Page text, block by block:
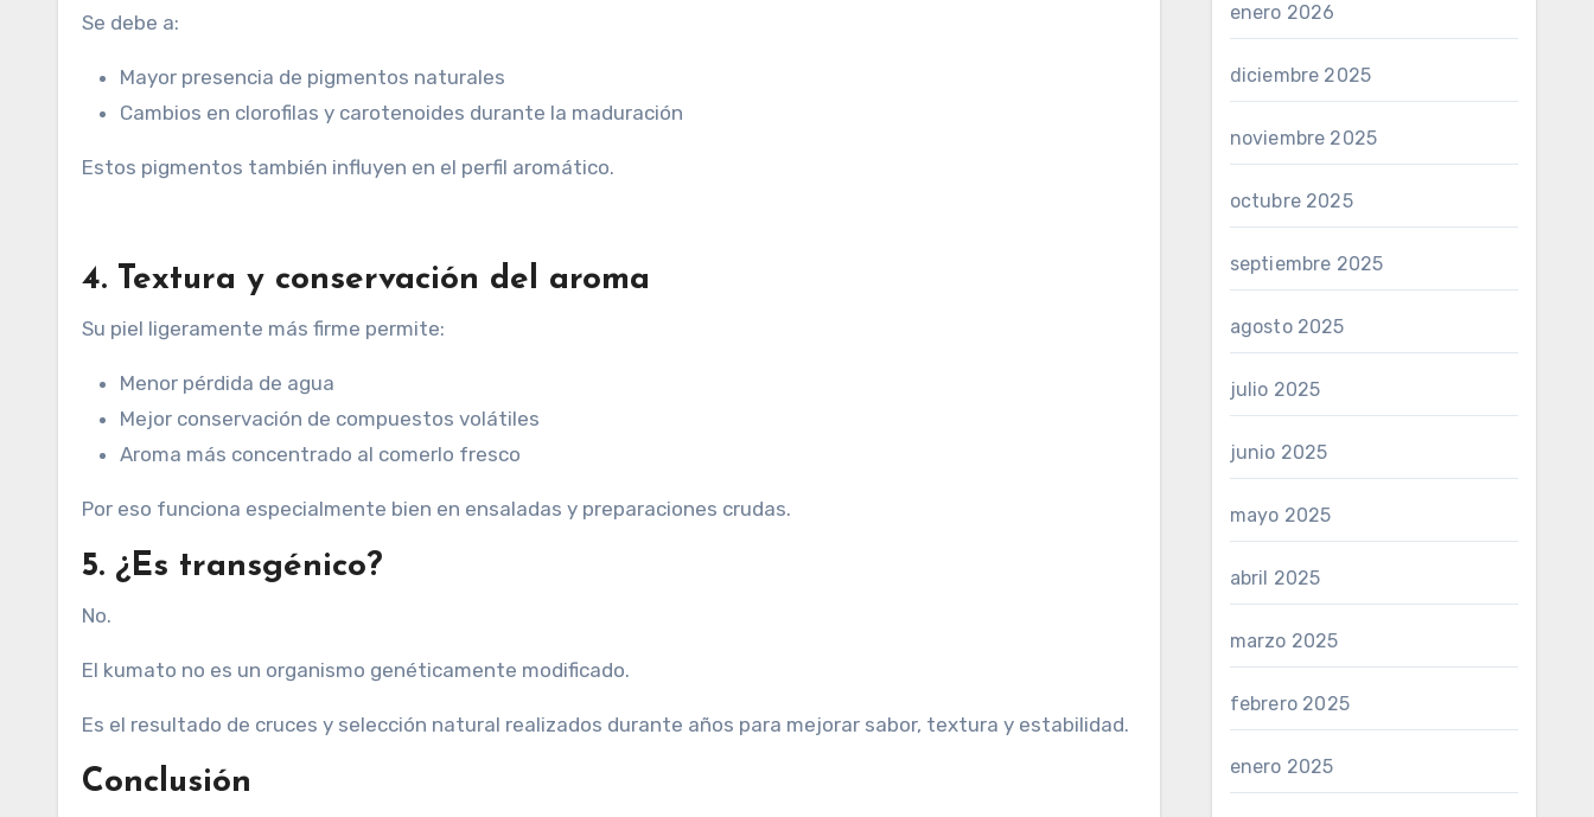
Se debe a:
Mayor presencia de pigmentos naturales
Cambios en clorofilas y carotenoides durante la maduración
Estos pigmentos también influyen en el perfil aromático.
4. Textura y conservación del aroma
Su piel ligeramente más firme permite:
Menor pérdida de agua
Mejor conservación de compuestos volátiles
Aroma más concentrado al comerlo fresco
Por eso funciona especialmente bien en ensaladas y preparaciones crudas.
5. ¿Es transgénico?
No.
El kumato no es un organismo genéticamente modificado.
Es el resultado de cruces y selección natural realizados durante años para mejorar sabor, textura y estabilidad.
Conclusión
enero 2026
diciembre 2025
noviembre 2025
octubre 2025
septiembre 2025
agosto 2025
julio 2025
junio 2025
mayo 2025
abril 2025
marzo 2025
febrero 2025
enero 2025